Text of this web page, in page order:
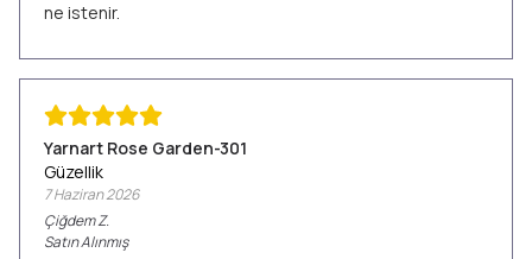
ne istenir.
Yarnart Rose Garden-301
Güzellik
7 Haziran 2026
ÇiğdemZ.
Satın Alınmış